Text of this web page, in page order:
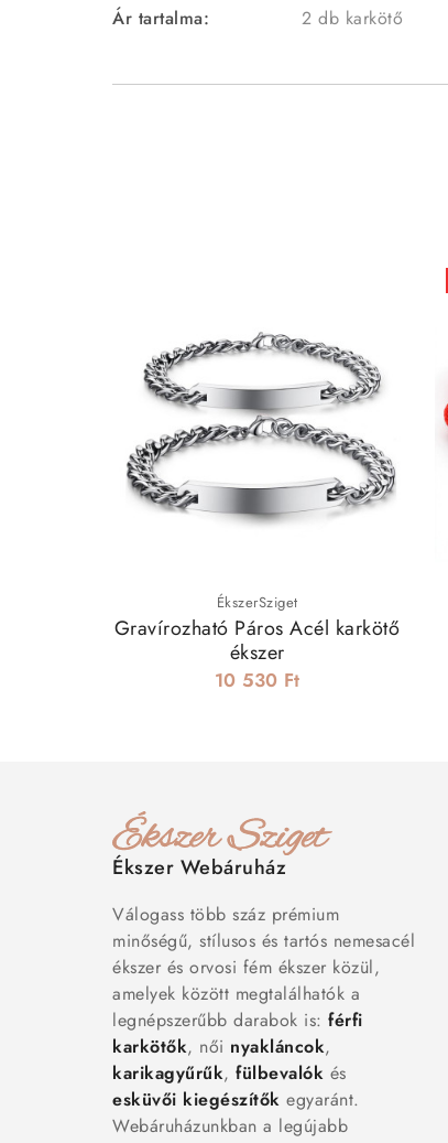
Ár tartalma:
2 db karkötő
ÉkszerSziget
Gravírozható Páros Acél karkötő
ékszer
10 530 Ft
Ékszer Webáruház
Válogass több száz prémium
minőségű, stílusos és tartós nemesacél
ékszer és orvosi fém ékszer közül,
amelyek között megtalálhatók a
legnépszerűbb darabok is: férfi
karkötők, női nyakláncok,
karikagyűrűk, fülbevalók és
esküvői kiegészítők egyaránt.
Webáruházunkban a legújabb